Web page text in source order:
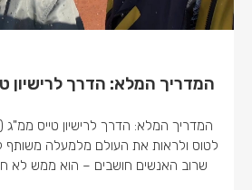
המדריך המלא: הדרך לרישיון
המדריך המלא: הדרך לרישיון טייס
לטוס ולראות את העולם מלמעלה משותף
שרוב האנשים חושבים – הוא ממש לא